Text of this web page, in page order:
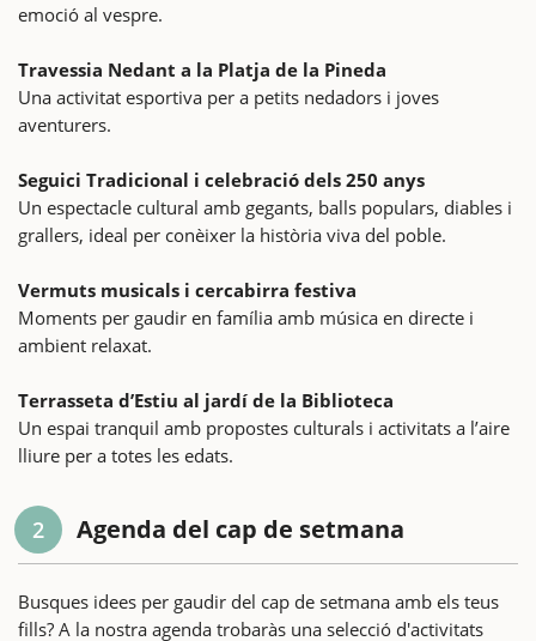
emoció al vespre.
Travessia Nedant a la Platja de la Pineda
Una activitat esportiva per a petits nedadors i joves
aventurers.
Seguici Tradicional i celebració dels 250 anys
Un espectacle cultural amb gegants, balls populars, diables i
grallers, ideal per conèixer la història viva del poble.
Vermuts musicals i cercabirra festiva
Moments per gaudir en família amb música en directe i
ambient relaxat.
Terrasseta d’Estiu al jardí de la Biblioteca
Un espai tranquil amb propostes culturals i activitats a l’aire
lliure per a totes les edats.
2 Agenda del cap de setmana
Busques idees per gaudir del cap de setmana amb els teus
fills? A la nostra agenda trobaràs una selecció d'activitats